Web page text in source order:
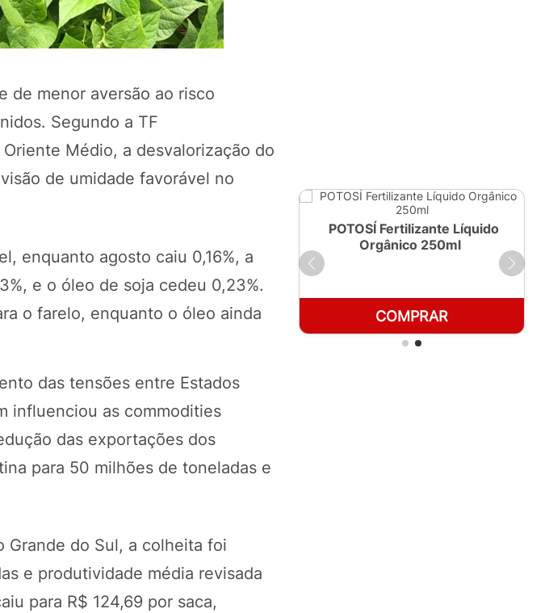
de menor aversão ao risco
Segundo a TF
Médio, a desvalorização do
de umidade favorável no
enquanto agosto caiu 0,16%, a
e o óleo de soja cedeu 0,23%.
o farelo, enquanto o óleo ainda
das tensões entre Estados
influenciou as commodities
das exportações dos
para 50 milhões de toneladas e
Grande do Sul, a colheita foi
e produtividade média revisada
para R$ 124,69 por saca,
COMPRAR
POTOSÍ Fertilizante Líquido
Orgânico 250ml
COMPRAR